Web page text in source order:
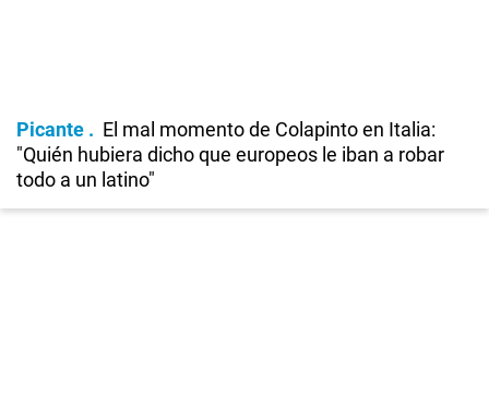
Picante
El mal momento de Colapinto en Italia:
"Quién hubiera dicho que europeos le iban a robar
todo a un latino"